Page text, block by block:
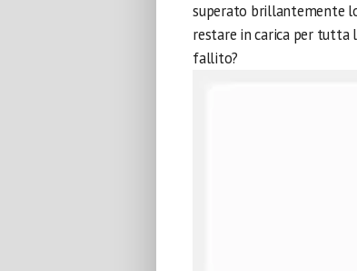
superato brillantemente
restare in carica per tutta
fallito?